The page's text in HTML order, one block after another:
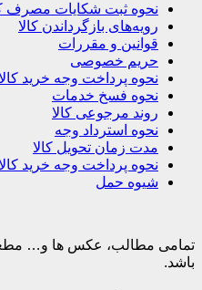
نحوه ثبت شکایات مصرف
رویه‌های بازگرداندن کالا
قوانین و مقررات
حریم خصوصی
نحوه پرداخت وجه خرید
نحوه فسخ خدمات
روند مرجوعی کالا
نحوه استرداد وجه
مدت زمان تحویل کالا
نحوه پرداخت وجه خرید
شیوه حمل
تمامی مطالب، عکس ها و…
باشد.